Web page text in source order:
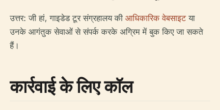
उत्तर: जी हां, गाइडेड टूर संग्रहालय की आधिकारिक वेबसाइट या
उनके आगंतुक सेवाओं से संपर्क करके अग्रिम में बुक किए जा सकते
हैं।
कार्रवाई के लिए कॉल